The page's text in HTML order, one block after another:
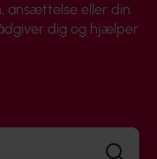
ansættelse eller din
dig og hjælper